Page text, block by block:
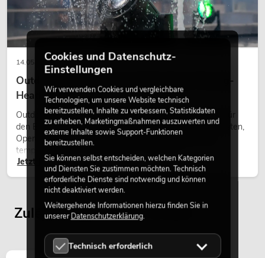
549,00€
PSSO PA Set PRO S MK2
No. 20000456Artikel nicht mehr verfügbar
14.05.2026
Outdoor Moving-Heads: Wetterfeste Moving-
Heads bei Events
Outdoor Moving-Heads sind bewegliche Scheinwerfer für
den Einsatz im Freien. Sie werden bei Festivals, Stadtfesten,
Open-Air-Konzerten, Architekturinszenierungen und
temporären Außeninstallationen eingesetzt.
Jetzt lesen
Zuletzt angesehene Artikel
Cookies und Datenschutz-
Einstellungen
Wir verwenden Cookies und vergleichbare
Technologien, um unsere Website technisch
bereitzustellen, Inhalte zu verbessern, Statistikdaten
zu erheben, Marketingmaßnahmen auszuwerten und
externe Inhalte sowie Support-Funktionen
bereitzustellen.
Sie können selbst entscheiden, welchen Kategorien
und Diensten Sie zustimmen möchten. Technisch
erforderliche Dienste sind notwendig und können
nicht deaktiviert werden.
Weitergehende Informationen hierzu finden Sie in
unsererDatenschutzerklärung.
Technisch erforderlich